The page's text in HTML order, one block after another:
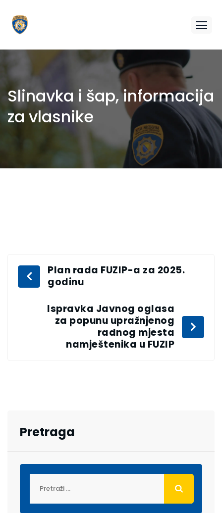
Slinavka i šap, informacija
za vlasnike
Plan rada FUZIP-a za 2025.
godinu
Ispravka Javnog oglasa
za popunu upražnjenog
radnog mjesta
namještenika u FUZIP
Pretraga